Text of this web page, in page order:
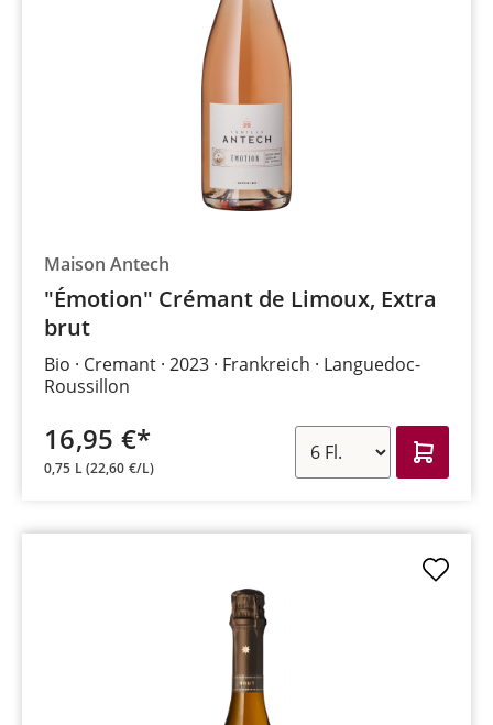
Maison Antech
"Émotion" Crémant de Limoux, Extra
brut
Bio Cremant 2023 Frankreich
Languedoc-
Roussillon
16,95 €*
0,75 L(22,60 €/L)